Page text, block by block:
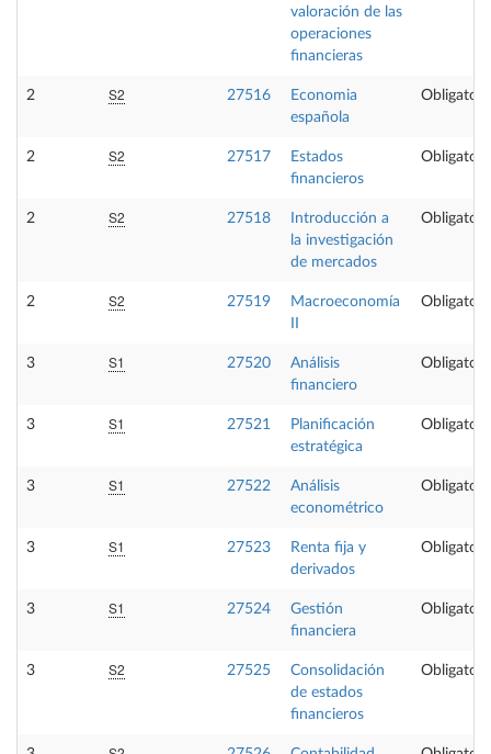
valoración de las
operaciones
financieras
2 S2 27516
Economia
española
2 S2 27517
Estados
financieros
2 S2 27518
Introducción a
la investigación
de mercados
2 S2 27519
Macroeconomía
3 S1 27520
Análisis
financiero
3 S1 27521
Planificación
estratégica
3 S1 27522
Análisis
econométrico
3 S1 27523
Renta fija y
derivados
3 S1 27524
Gestión
financiera
3 S2 27525
Consolidación
de estados
financieros